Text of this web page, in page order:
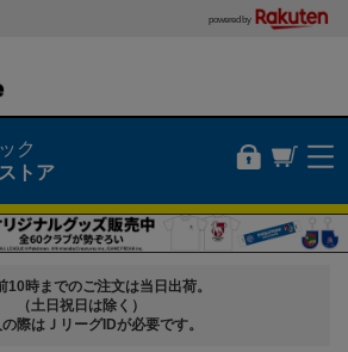
powered by
ク
トア
10時までのご注文は当日出荷。
（土日祝日は除く）
際はＪリーグIDが必要です。